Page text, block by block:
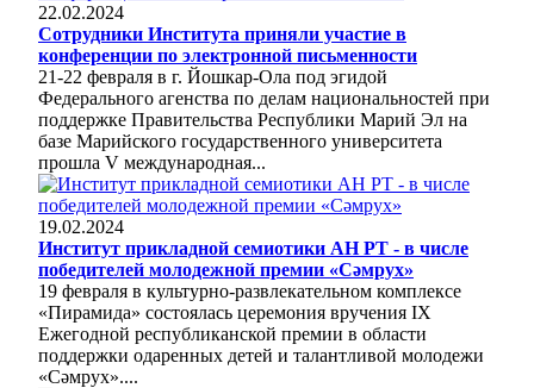
22.02.2024
Сотрудники Института приняли участие в
конференции по электронной письменности
21-22 февраля в г. Йошкар-Ола под эгидой
Федерального агенства по делам национальностей при
поддержке Правительства Республики Марий Эл на
базе Марийского государственного университета
прошла V международная...
19.02.2024
Институт прикладной семиотики АН РТ - в числе
победителей молодежной премии «Сәмрух»
19 февраля в культурно-развлекательном комплексе
«Пирамида» состоялась церемония вручения IX
Ежегодной республиканской премии в области
поддержки одаренных детей и талантливой молодежи
«Сəмрух»....